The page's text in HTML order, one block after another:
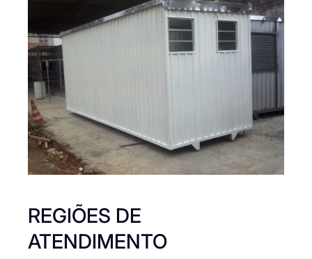
REGIÕES DE
ATENDIMENTO